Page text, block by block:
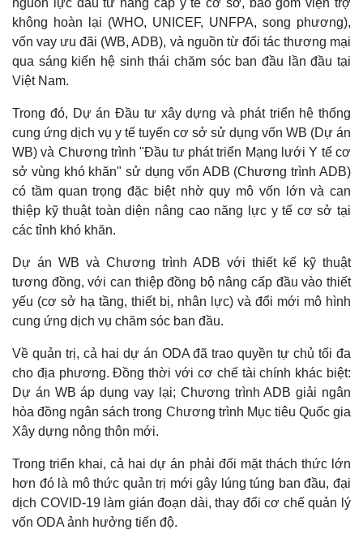
nguồn lực đầu tư nâng cấp y tế cơ sở, bao gồm viện trợ
không hoàn lại (WHO, UNICEF, UNFPA, song phương),
vốn vay ưu đãi (WB, ADB), và nguồn từ đối tác thương mại
qua sáng kiến hệ sinh thái chăm sóc ban đầu lần đầu tại
Việt Nam.
Trong đó, Dự án Đầu tư xây dựng và phát triển hệ thống
cung ứng dịch vụ y tế tuyến cơ sở sử dụng vốn WB (Dự án
WB) và Chương trình "Đầu tư phát triển Mạng lưới Y tế cơ
sở vùng khó khăn" sử dụng vốn ADB (Chương trình ADB)
có tầm quan trọng đặc biệt nhờ quy mô vốn lớn và can
thiệp kỹ thuật toàn diện nâng cao năng lực y tế cơ sở tại
các tỉnh khó khăn.
Dự án WB và Chương trình ADB với thiết kế kỹ thuật
tương đồng, với can thiệp đồng bộ nâng cấp đầu vào thiết
yếu (cơ sở hạ tầng, thiết bị, nhân lực) và đổi mới mô hình
cung ứng dịch vụ chăm sóc ban đầu.
Về quản trị, cả hai dự án ODA đã trao quyền tự chủ tối đa
cho địa phương. Đồng thời với cơ chế tài chính khác biệt:
Dự án WB áp dụng vay lại; Chương trình ADB giải ngân
hòa đồng ngân sách trong Chương trình Mục tiêu Quốc gia
Xây dựng nông thôn mới.
Trong triển khai, cả hai dự án phải đối mặt thách thức lớn
hơn đó là mô thức quản trị mới gây lúng túng ban đầu, đại
dịch COVID-19 làm gián đoạn dài, thay đổi cơ chế quản lý
vốn ODA ảnh hưởng tiến độ.